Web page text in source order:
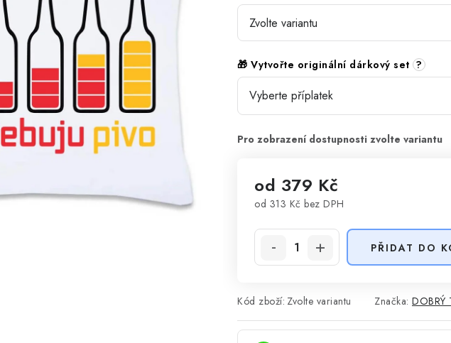
🎁 Vytvořte originální dárkový set ?
od 379 Kč
od 313 Kč bez DPH
PŘIDAT DO
Kód zboží: Zvolte variantu Značka: DOBRÝ